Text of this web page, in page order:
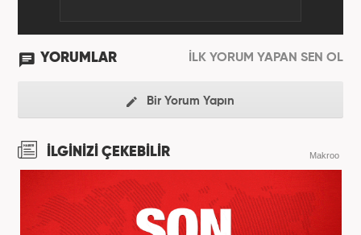
YORUMLAR İLK YORUM YAPAN SEN OL
Bir Yorum Yapın
İLGİNİZİ ÇEKEBİLİR Makroo